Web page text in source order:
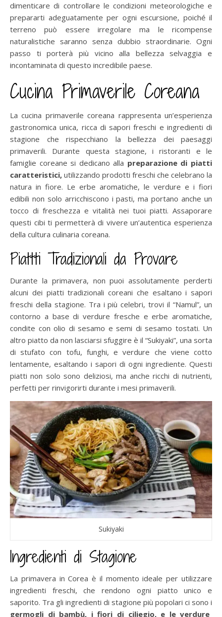
dimenticare di controllare le condizioni meteorologiche e
prepararti adeguatamente per ogni escursione, poiché il
terreno può essere irregolare ma le ricompense
naturalistiche saranno senza dubbio straordinarie. Ogni
passo ti porterà più vicino alla bellezza selvaggia e
incontaminata di questo incredibile paese.
Cucina Primaverile Coreana
La cucina primaverile coreana rappresenta un’esperienza
gastronomica unica, ricca di sapori freschi e ingredienti di
stagione che rispecchiano la bellezza dei paesaggi
primaverili. Durante questa stagione, i ristoranti e le
famiglie coreane si dedicano alla preparazione di piatti
caratteristici, utilizzando prodotti freschi che celebrano la
natura in fiore. Le erbe aromatiche, le verdure e i fiori
edibili non solo arricchiscono i pasti, ma portano anche un
tocco di freschezza e vitalità nei tuoi piatti. Assaporare
questi cibi ti permetterà di vivere un’autentica esperienza
della cultura culinaria coreana.
Piattti Tradizionali da Provare
Durante la primavera, non puoi assolutamente perderti
alcuni dei piatti tradizionali coreani che esaltano i sapori
freschi della stagione. Tra i più celebri, trovi il “Namul”, un
contorno a base di verdure fresche e erbe aromatiche,
condite con olio di sesamo e semi di sesamo tostati. Un
altro piatto da non lasciarsi sfuggire è il “Sukiyaki”, una sorta
di stufato con tofu, funghi, e verdure che viene cotto
lentamente, esaltando i sapori di ogni ingrediente. Questi
piatti non solo sono deliziosi, ma anche ricchi di nutrienti,
perfetti per rinvigorirti durante i mesi primaverili.
Sukiyaki
Ingredienti di Stagione
La primavera in Corea è il momento ideale per utilizzare
ingredienti freschi, che rendono ogni piatto unico e
saporito. Tra gli ingredienti di stagione più popolari ci sono i
germogli di bambù, i fiori di ciliegio, e le verdure